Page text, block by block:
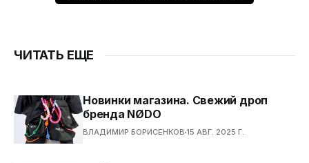
ЧИТАТЬ ЕЩЕ
Новинки магазина. Свежий дроп
бренда NØDO
ВЛАДИМИР БОРИСЕНКОВ 15 АВГ. 2025 Г.